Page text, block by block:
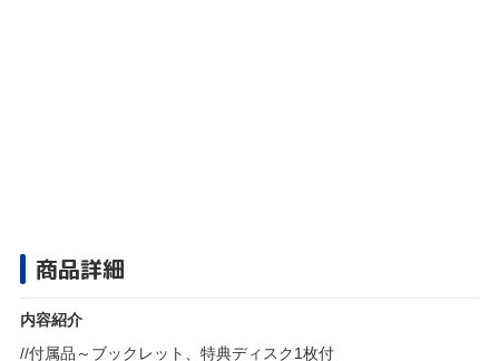
商品詳細
内容紹介
//付属品～ブックレット、特典ディスク1枚付